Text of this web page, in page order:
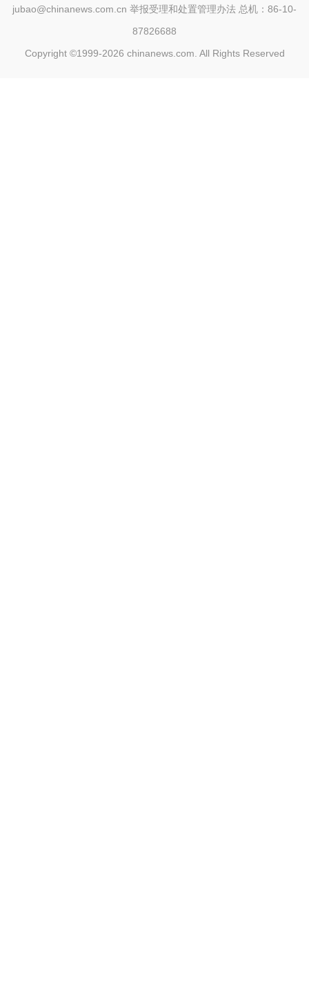
jubao@chinanews.com.cn 举报受理和处置管理办法 总机：86-10-
87826688
Copyright ©1999-2026 chinanews.com. All Rights Reserved